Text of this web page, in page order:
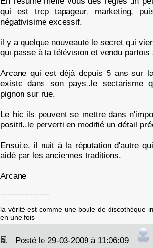
qui est trop tapageur, marketing,
négativisime excessif.
il y a quelque nouveauté le secret qui
qui passe à la télévision et vendu parfois
Arcane qui est déjà depuis 5 ans sur
existe dans son pays..le sectarisme
pignon sur rue.
Le hic ils peuvent se mettre dans
positif..le perverti en modifié un détail
Ensuite, il nuit à la réputation d'autre
aidé par les anciennes traditions.
Arcane
--------------------
la vérité est comme une boule de discothèque
en une fois
Posté le 29-03-2009 à 11:06:09